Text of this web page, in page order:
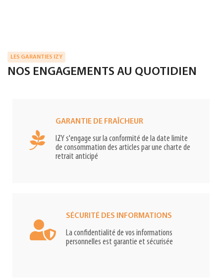
LES GARANTIES IZY
NOS ENGAGEMENTS AU QUOTIDIEN
GARANTIE DE FRAÎCHEUR
IZY s'engage sur la conformité de la date limite
de consommation des articles par une charte de
retrait anticipé
SÉCURITÉ DES INFORMATIONS
La confidentialité de vos informations
personnelles est garantie et sécurisée